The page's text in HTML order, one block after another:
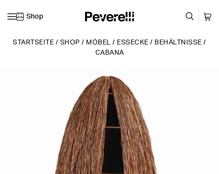
Shop
STARTSEITE / SHOP / MÖBEL / ESSECKE / BEHÄLTNISSE /
CABANA